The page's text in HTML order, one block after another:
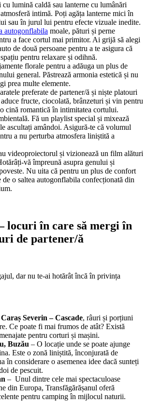
cu lumină caldă sau lanterne cu lumânări
intimă. Poți agăța lanterne mici în
sau în jurul lui pentru efecte vizuale inedite.
autogonflabila moale, pături și perne
a face cortul mai primitor. Ai grijă să alegi
de două persoane pentru a te asigura că
pentru relaxare și odihnă.
florale pentru a adăuga un plus de
general. Păstrează armonia estetică și nu
prea multe elemente.
preferate de partener/ă și niște platouri
fructe, ciocolată, brânzeturi și vin pentru
cină romantică în intimitatea cortului.
Fă un playlist special și mixează
ascultați amândoi. Asigură-te că volumul
a nu perturba atmosfera liniștită a
videoproiectorul și vizionează un film alături
vă împreună asupra genului și
Nu uita că pentru un plus de confort
de o saltea autogonflabila confecționată din
locuri în care să mergi în
de partener/ă
dar nu te-ai hotărât încă în privința
Severin – Cascade, râuri și porțiuni
Ce poate fi mai frumos de atât? Există
pentru corturi și mașini.
Buzău – O locație unde se poate ajunge
Este o zonă liniștită, înconjurată de
în considerare o asemenea idee dacă sunteți
de pescuit.
– Unul dintre cele mai spectaculoase
din Europa, Transfăgărășanul oferă
pentru camping în mijlocul naturii.